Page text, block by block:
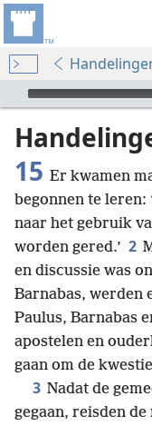
Audio Player
15 Er kwamen
begonnen te leren:
naar het gebruik
worden gered.’ 2
en discussie was
Barnabas, werden
Paulus, Barnabas
apostelen en
gaan om de
3 Nadat de
gegaan, reisden